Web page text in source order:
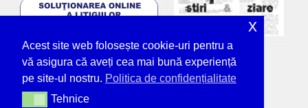
Acest site web folosește cookie-uri pentru a
vă asigura că aveți cea mai bună experiență
pe site-ul nostru. Politica de confidențialitate
TehniceTehnice
x